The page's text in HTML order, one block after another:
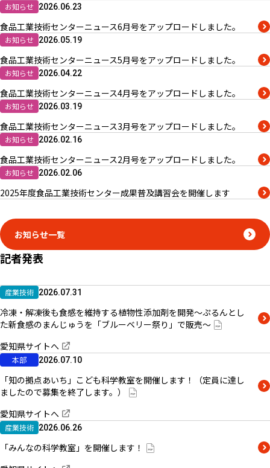
お知らせ 2026.06.23
食品工業技術センターニュース6月号をアップロードしました。
お知らせ 2026.05.19
食品工業技術センターニュース5月号をアップロードしました。
お知らせ 2026.04.22
食品工業技術センターニュース4月号をアップロードしました。
お知らせ 2026.03.19
食品工業技術センターニュース3月号をアップロードしました。
お知らせ 2026.02.16
食品工業技術センターニュース2月号をアップロードしました。
お知らせ 2026.02.06
2025年度食品工業技術センター成果普及講習会を開催します
お知らせ一覧
記者発表
産業技術 2026.07.31
冷凍・解凍後も食感を維持する植物性添加剤を開発～ぷるんとし
た新食感のまんじゅうを「ブルーベリー祭り」で販売～
愛知県サイトへ
本部 2026.07.10
「知の拠点あいち」こども科学教室を開催します！（定員に達し
ましたので募集を終了します。）
愛知県サイトへ
産業技術 2026.06.26
「みんなの科学教室」を開催します！